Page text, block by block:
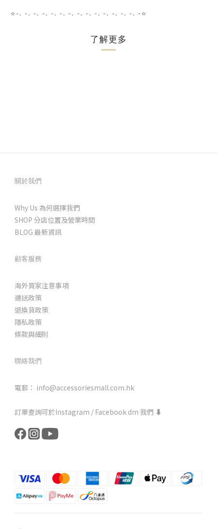
☆－。－。－。－。－。－。－。－。－。－。－。－。－。－。－☆
了解更多
關於我們
Why Us 為何選擇我們
SHOP 分店位置及營業時間
BLOG 最新資訊
顧客服務
海外買家注意事項
運送政策
退換貨政策
隱私政策
條款與細則
聯絡我們
電郵： info@accessoriesmall.com.hk
訂單查詢可於Instagram / Facebook dm 我們 ⬇️